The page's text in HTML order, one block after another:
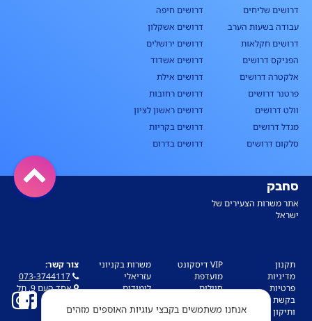
דרושים שליחים
עבודה בשעות הערב
דרושים חקלאות
הפניקס דרושים
אלקטרה דרושים
פרטנר דרושים
וולט דרושים
מגדל דרושים
סלקום דרושים
דרושים חיפה
דרושים אשקלון
דרושים ירושלים
דרושים אשדוד
דרושים אילת
דרושים רחובות
דרושים ראשון לציון
דרושים בקריות
דרושים בדרום
סחבק
אתר משרות הצעירים של
ישראל
תקנון
מדיניות
פרטיות
בקשת עיון
ותיקון מידע
VIP דיסקונט
מועדפת
חיילים
עבודה בחו"ל
משרות בקניוני
עזריאלי
לימודים
בדיקת החזר
צור קשר:
073-3744117
אחד העם 9, תל
תקנון>>אנחנו משתמשים בקבצי עוגיות האוספים מזהים